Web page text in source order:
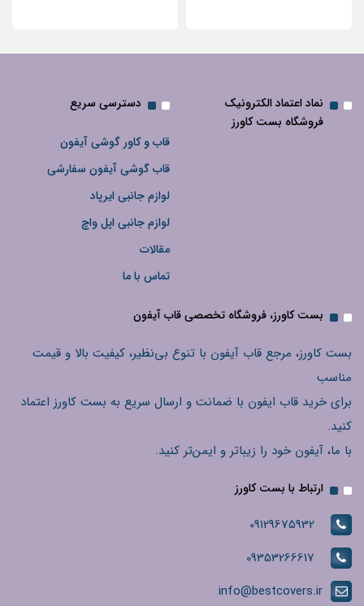
نماد اعتماد الکترونیک
فروشگاه بست کاورز
دسترسی سریع
قاب و کاور گوشی آیفون
قاب گوشی آیفون سفارشی
لوازم جانبی ایرپاد
لوازم جانبی اپل واچ
مقالات
تماس با ما
بست کاورز، فروشگاه تخصصی قاب آیفون
بست کاورز، مرجع قاب آیفون با تنوع بی‌نظیر، کیفیت بالا و قیمت
مناسب
برای خرید قاب ایفون با ضمانت و ارسال سریع به بست کاورز اعتماد
کنید.
با ما، آیفون خود را زیباتر و ایمن‌تر کنید.
ارتباط با بست کاورز
09129675932
09353266617
info@bestcovers.ir